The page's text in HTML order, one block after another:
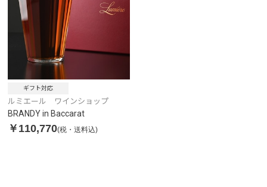
ギフト対応
ルミエール ワインショップ
BRANDY in Baccarat
￥110,770(税・送料込)